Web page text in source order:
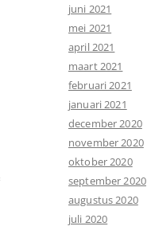
juni 2021
mei 2021
april 2021
maart 2021
februari 2021
januari 2021
december 2020
november 2020
oktober 2020
september 2020
augustus 2020
juli 2020